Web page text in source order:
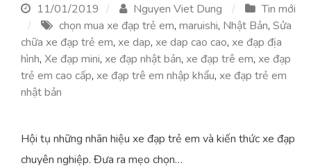
11/01/2019 Nguyen Viet Dung
Tin mới
chọn mua xe đạp trẻ em, maruishi, Nhật Bản, Sửa
chữa xe đạp trẻ em, xe dap, xe dap cao cao, xe đạp địa
hình, Xe đạp mini, xe đạp nhật bản, xe đạp trê em, xe đạp
trẻ em cao cấp, xe đạp trê em nhập khẩu, xe đạp trẻ em
nhật bản
Hội tụ những nhãn hiệu xe đạp trẻ em và kiến thức xe đạp
chuyên nghiệp. Đưa ra mẹo chọn…